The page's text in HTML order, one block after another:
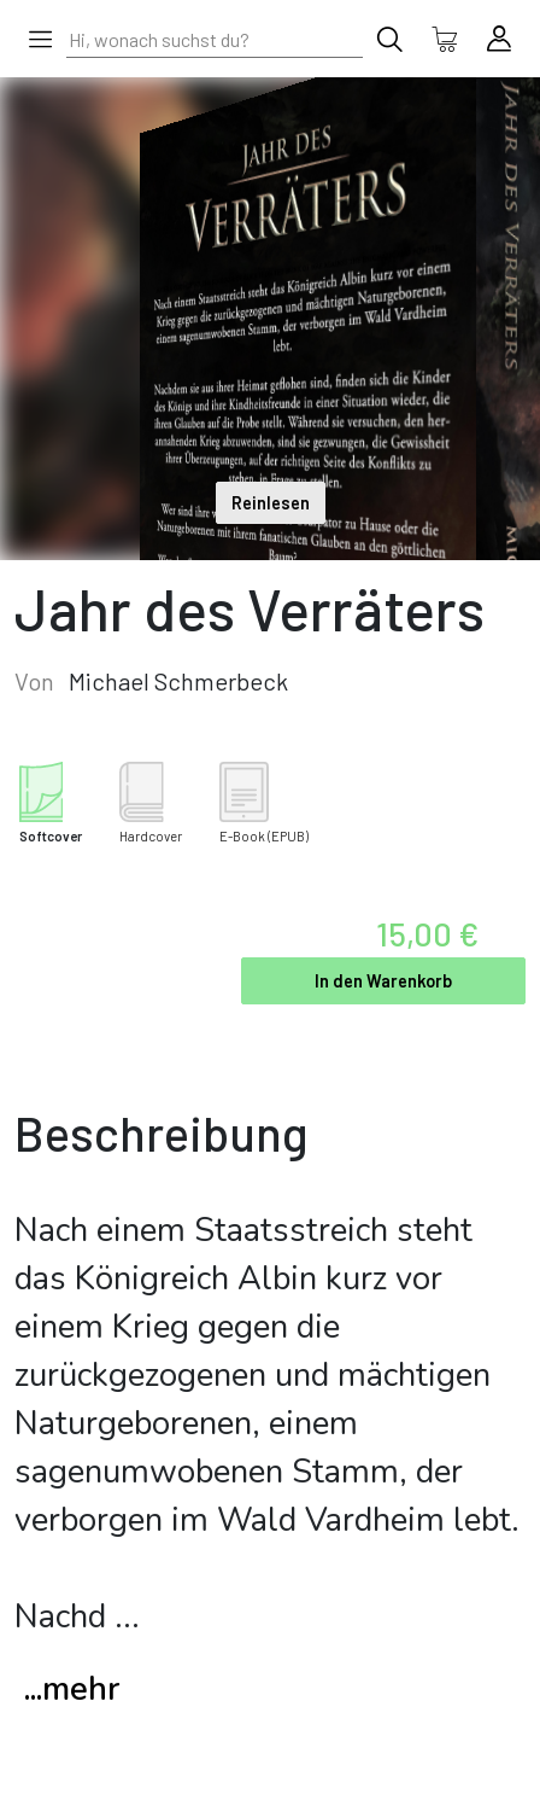
Reinlesen
Jahr des Verräters
Von Michael Schmerbeck
Softcover Hardcover E-Book (EPUB)
15,00 €
In den Warenkorb
Beschreibung
Nach einem Staatsstreich steht
das Königreich Albin kurz vor
einem Krieg gegen die
zurückgezogenen und mächtigen
Naturgeborenen, einem
sagenumwobenen Stamm, der
verborgen im Wald Vardheim lebt.
Nachd ...
...mehr